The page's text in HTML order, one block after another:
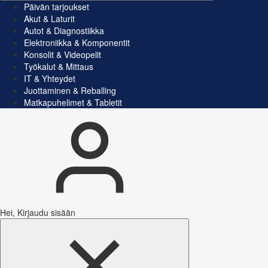
Päivän tarjoukset
Akut & Laturit
Autot & Diagnostiikka
Elektroniikka & Komponentit
Konsolit & Videopelit
Työkalut & Mittaus
IT & Yhteydet
Juottaminen & Reballing
Matkapuhelimet & Tabletit
Hei, Kirjaudu sisään